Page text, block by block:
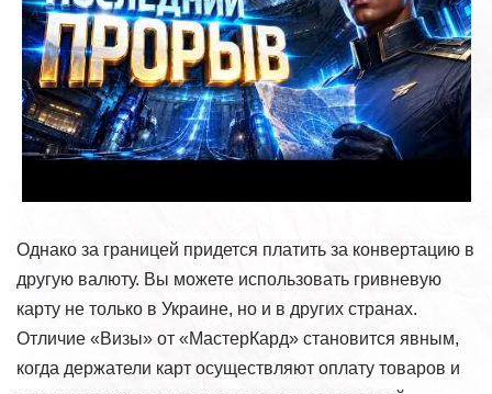
Однако за границей придется платить за конвертацию в
другую валюту. Вы можете использовать гривневую
карту не только в Украине, но и в других странах.
Отличие «Визы» от «МастерКард» становится явным,
когда держатели карт осуществляют оплату товаров и